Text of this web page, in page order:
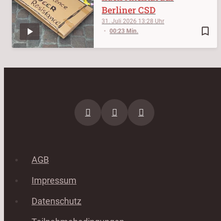
bookmark_border
31. Juli 2026 13:28
00:23 Min.
Berliner CSD
AGB
Impressum
Datenschutz